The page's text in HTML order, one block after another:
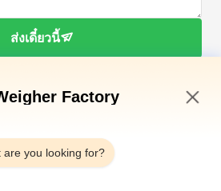
ส่งเดี๋ยวนี้
Factory
are you looking for?